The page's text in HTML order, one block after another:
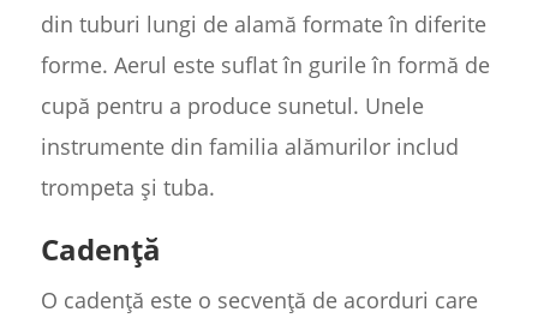
din tuburi lungi de alamă formate în diferite
forme. Aerul este suflat în gurile în formă de
cupă pentru a produce sunetul. Unele
instrumente din familia alămurilor includ
trompeta și tuba.
Cadență
O cadență este o secvență de acorduri care